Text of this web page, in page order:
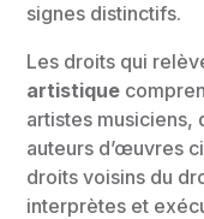
signes distinctifs.
Les droits qui
artistique
artistes musiciens,
auteurs d’œuvres
droits voisins du
interprètes et